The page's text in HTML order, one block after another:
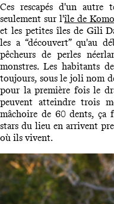
Ces rescapés d'un autre
seulement sur l'île de
et les petites îles de Gili
les a “découvert” qu'au
pêcheurs de perles
monstres. Les habitants
toujours, sous le joli nom
pour la première fois le
peuvent atteindre trois
mâchoire de 60 dents, ça
stars du lieu en arrivent
où ils vivent.